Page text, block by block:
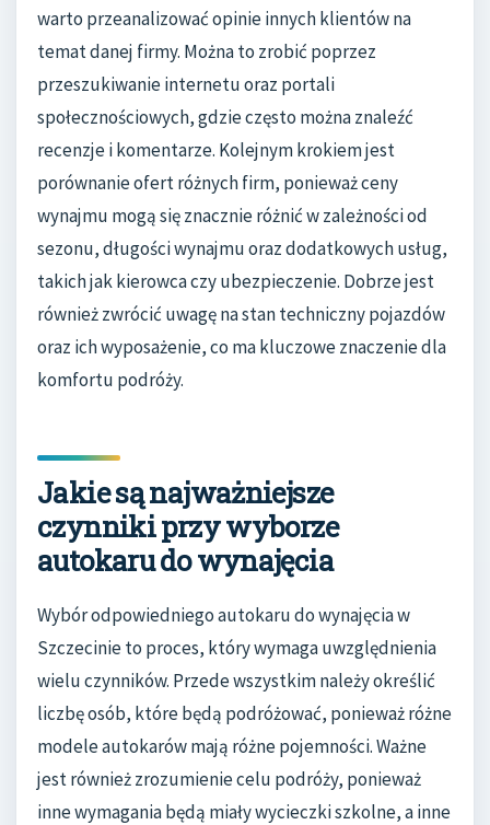
warto przeanalizować opinie innych klientów na
temat danej firmy. Można to zrobić poprzez
przeszukiwanie internetu oraz portali
społecznościowych, gdzie często można znaleźć
recenzje i komentarze. Kolejnym krokiem jest
porównanie ofert różnych firm, ponieważ ceny
wynajmu mogą się znacznie różnić w zależności od
sezonu, długości wynajmu oraz dodatkowych usług,
takich jak kierowca czy ubezpieczenie. Dobrze jest
również zwrócić uwagę na stan techniczny pojazdów
oraz ich wyposażenie, co ma kluczowe znaczenie dla
komfortu podróży.
Jakie są najważniejsze
czynniki przy wyborze
autokaru do wynajęcia
Wybór odpowiedniego autokaru do wynajęcia w
Szczecinie to proces, który wymaga uwzględnienia
wielu czynników. Przede wszystkim należy określić
liczbę osób, które będą podróżować, ponieważ różne
modele autokarów mają różne pojemności. Ważne
jest również zrozumienie celu podróży, ponieważ
inne wymagania będą miały wycieczki szkolne, a inne